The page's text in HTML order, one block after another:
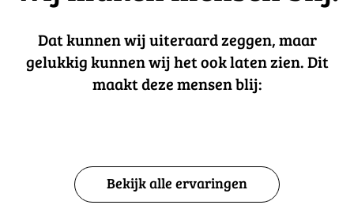
Dat kunnen wij uiteraard zeggen, maar
gelukkig kunnen wij het ook laten zien. Dit
maakt deze mensen blij:
Bekijk alle ervaringen